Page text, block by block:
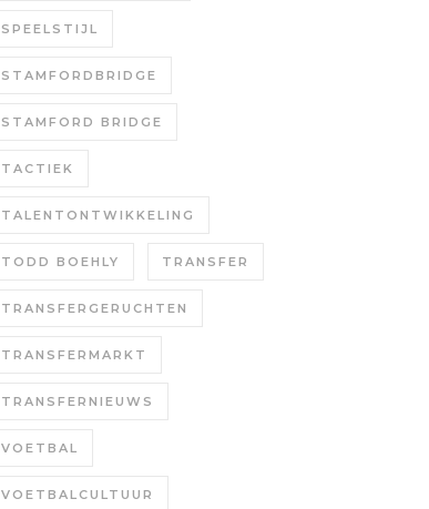
SPEELSTIJL
STAMFORDBRIDGE
STAMFORD BRIDGE
TACTIEK
TALENTONTWIKKELING
TODD BOEHLY TRANSFER
TRANSFERGERUCHTEN
TRANSFERMARKT
TRANSFERNIEUWS
VOETBAL
VOETBALCULTUUR